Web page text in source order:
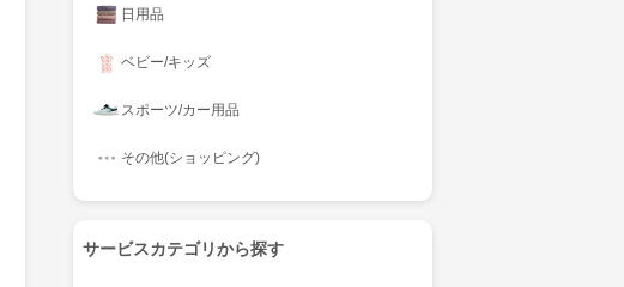
日用品
ベビー/キッズ
スポーツ/カー用品
その他(ショッピング)
サービスカテゴリから探す